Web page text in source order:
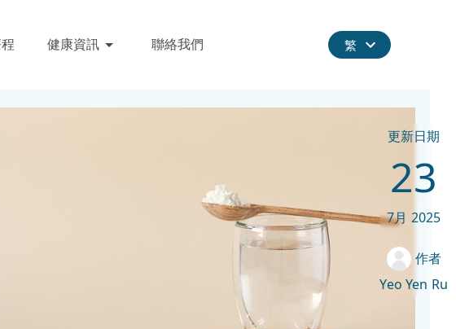
更新日期
23
7月 2025
作者
Yeo Yen Ru
健康資訊 聯絡我們 繁